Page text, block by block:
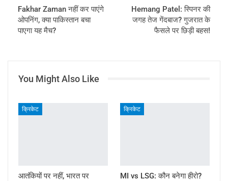
Fakhar Zaman नहीं कर पाएंगे
ओपनिंग, क्या पाकिस्तान बचा
पाएगा यह मैच?
Hemang Patel: स्पिनर की
जगह तेज गेंदबाज? गुजरात के
फैसले पर छिड़ी बहस!
You Might Also Like
क्रिकेट
आतंकियों पर नहीं, भारत पर
क्रिकेट
MI vs LSG: कौन बनेगा हीरो?